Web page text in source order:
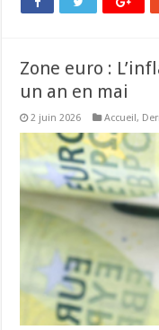
Zone euro :
un an en mai
2 juin 2026 Accueil,